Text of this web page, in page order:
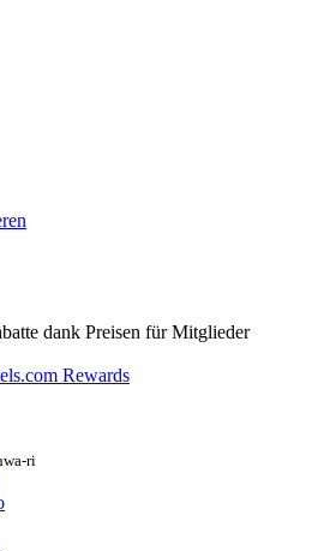
dank Preisen für Mitglieder
Rewards
ri